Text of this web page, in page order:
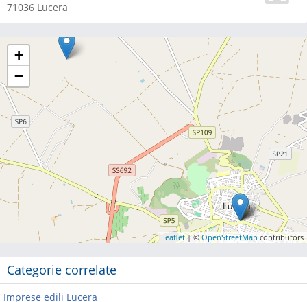
71036 Lucera
+
−
Leaflet| ©OpenStreetMap contributors
Categorie correlate
Imprese edili Lucera